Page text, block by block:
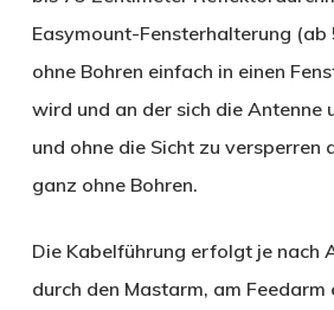
Easymount-Fensterhalterung (ab
ohne Bohren einfach in einen
wird und an der sich die Antenne
und ohne die Sicht zu versperren
ganz ohne Bohren.
Die Kabelführung erfolgt je nach
durch den Mastarm, am